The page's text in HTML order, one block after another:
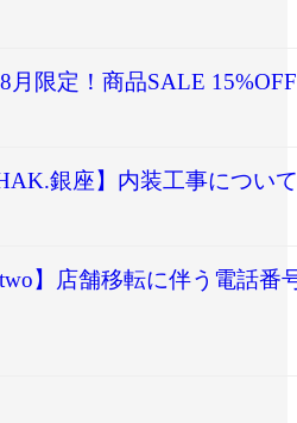
月限定！商品SALE 15%OFF
銀座】内装工事について
two】店舗移転に伴う電話番